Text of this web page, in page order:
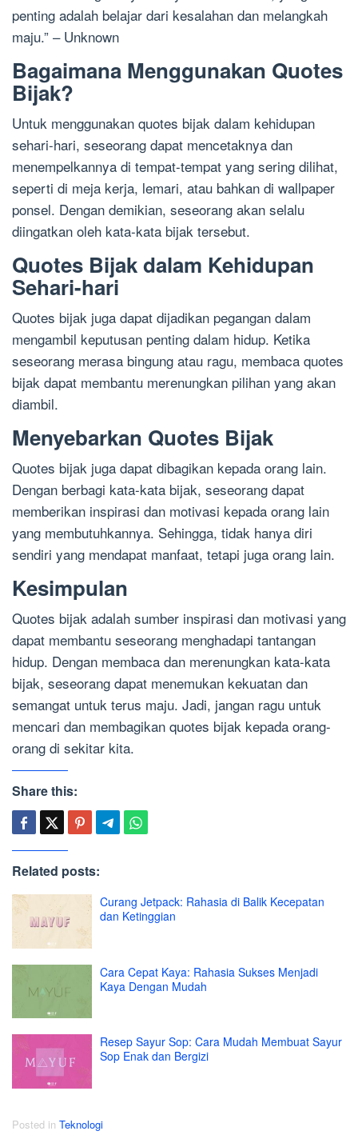
penting adalah belajar dari kesalahan dan melangkah
maju.” – Unknown
Bagaimana Menggunakan Quotes
Bijak?
Untuk menggunakan quotes bijak dalam kehidupan
sehari-hari, seseorang dapat mencetaknya dan
menempelkannya di tempat-tempat yang sering dilihat,
seperti di meja kerja, lemari, atau bahkan di wallpaper
ponsel. Dengan demikian, seseorang akan selalu
diingatkan oleh kata-kata bijak tersebut.
Quotes Bijak dalam Kehidupan
Sehari-hari
Quotes bijak juga dapat dijadikan pegangan dalam
mengambil keputusan penting dalam hidup. Ketika
seseorang merasa bingung atau ragu, membaca quotes
bijak dapat membantu merenungkan pilihan yang akan
diambil.
Menyebarkan Quotes Bijak
Quotes bijak juga dapat dibagikan kepada orang lain.
Dengan berbagi kata-kata bijak, seseorang dapat
memberikan inspirasi dan motivasi kepada orang lain
yang membutuhkannya. Sehingga, tidak hanya diri
sendiri yang mendapat manfaat, tetapi juga orang lain.
Kesimpulan
Quotes bijak adalah sumber inspirasi dan motivasi yang
dapat membantu seseorang menghadapi tantangan
hidup. Dengan membaca dan merenungkan kata-kata
bijak, seseorang dapat menemukan kekuatan dan
semangat untuk terus maju. Jadi, jangan ragu untuk
mencari dan membagikan quotes bijak kepada orang-
orang di sekitar kita.
Share this:
Related posts:
Curang Jetpack: Rahasia di Balik Kecepatan
dan Ketinggian
Cara Cepat Kaya: Rahasia Sukses Menjadi
Kaya Dengan Mudah
Resep Sayur Sop: Cara Mudah Membuat Sayur
Sop Enak dan Bergizi
Posted in Teknologi